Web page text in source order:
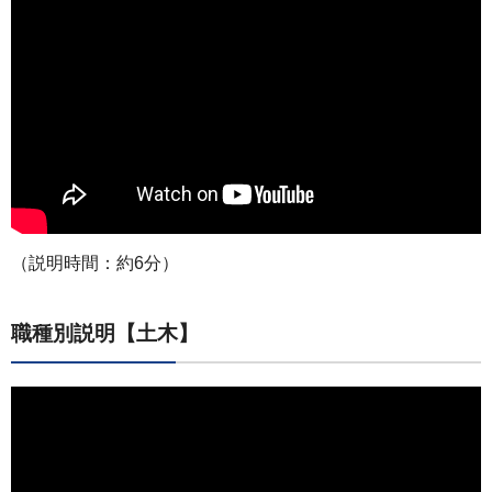
（説明時間：約6分）
職種別説明【土木】